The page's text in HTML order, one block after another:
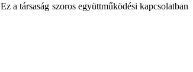
a társaság szoros együttműködési kapcsolatban